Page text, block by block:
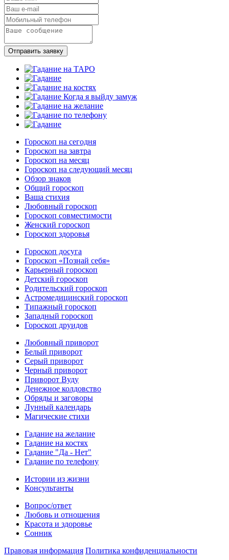
Отправить заявку
Гороскоп на сегодня
Гороскоп на завтра
Гороскоп на месяц
Гороскоп на следующий месяц
Обзор знаков
Общий гороскоп
Ваша стихия
Любовный гороскоп
Гороскоп совместимости
Женский гороскоп
Гороскоп здоровья
Гороскоп досуга
Гороскоп «Познай себя»
Карьерный гороскоп
Детский гороскоп
Родительский гороскоп
Астромедицинский гороскоп
Типажный гороскоп
Западный гороскоп
Гороскоп друидов
Любовный приворот
Белый приворот
Серый приворот
Черный приворот
Приворот Вуду
Денежное колдовство
Обряды и заговоры
Лунный календарь
Магические стихи
Гадание на желание
Гадание на костях
Гадание "Да - Нет"
Гадание по телефону
Истории из жизни
Консультанты
Вопрос/ответ
Любовь и отношения
Красота и здоровье
Сонник
Правовая информация Политика конфиденциальности